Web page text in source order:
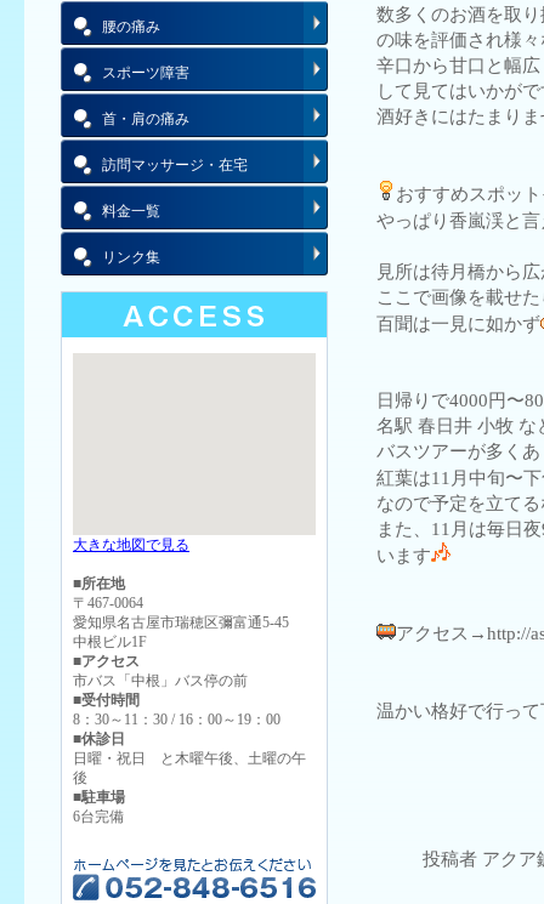
数多くのお酒を取
の味を評価され様
辛口から甘口と幅
して見てはいかが
酒好きにはたまり
おすすめスポッ
やっぱり香嵐渓と
見所は待月橋から
ここで画像を載せ
百聞は一見に如かず
日帰りで4000円〜
名駅 春日井 小牧 な
バスツアーが多く
紅葉は11月中旬〜
なので予定を立て
また、11月は毎日
います
アクセス→http://
温かい格好で行っ
投稿者 アクア
腰の痛み
スポーツ障害
首・肩の痛み
訪問マッサージ・在宅
料金一覧
リンク集
大きな地図で見る
■所在地
〒467-0064
愛知県名古屋市瑞穂区彌富通5-45
中根ビル1F
■アクセス
市バス「中根」バス停の前
■受付時間
8：30～11：30 / 16：00～19：00
■休診日
日曜・祝日 と木曜午後、土曜の午
後
■駐車場
6台完備